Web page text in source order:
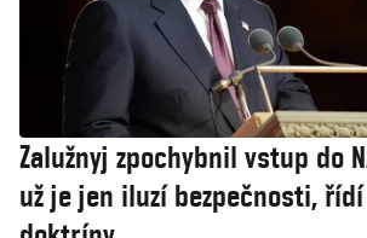
Zalužnyj zpochybnil vstup do
už je jen iluzí bezpečnosti,